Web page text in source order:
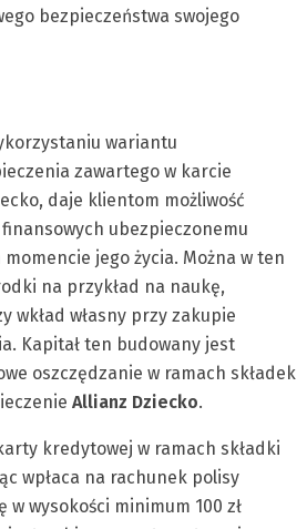
bezpieczeństwa swojego
wariantu
zawartego w karcie
daje klientom możliwość
ubezpieczonemu
jego życia. Można w ten
na przykład na naukę,
wkład własny przy zakupie
Kapitał ten budowany jest
oszczędzanie w ramach składek
Allianz Dziecko.
kredytowej w ramach składki
wpłaca na rachunek polisy
w wysokości minimum 100 zł